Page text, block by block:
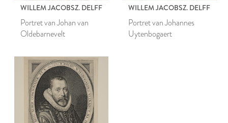
WILLEM JACOBSZ. DELFF
Portret van Johan van
Oldebarnevelt
WILLEM JACOBSZ. DELFF
Portret van Johannes
Uytenbogaert